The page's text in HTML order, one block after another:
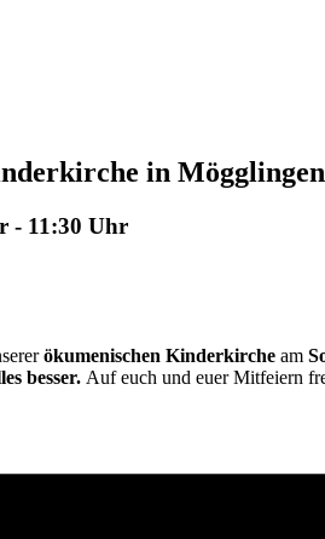
in Mögglingen
- 11:30 Uhr
ökumenischen Kinderkirche am
besser. Auf euch und euer Mitfeiern